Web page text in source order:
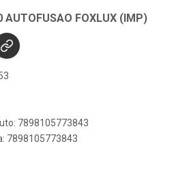
AUTOFUSAO FOXLUX (IMP)
7898105773843
7898105773843